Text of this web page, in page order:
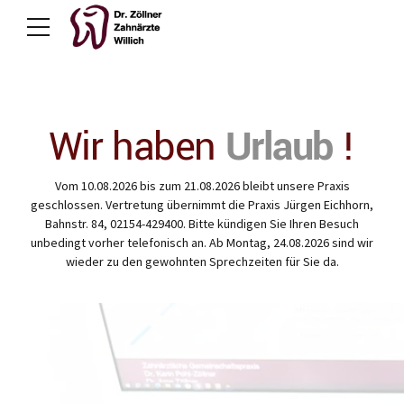
Wir haben Urlaub!
Vom 10.08.2026 bis zum 21.08.2026 bleibt unsere Praxis
geschlossen. Vertretung übernimmt die Praxis Jürgen Eichhorn,
Bahnstr. 84, 02154-429400. Bitte kündigen Sie Ihren Besuch
unbedingt vorher telefonisch an. Ab Montag, 24.08.2026 sind wir
wieder zu den gewohnten Sprechzeiten für Sie da.